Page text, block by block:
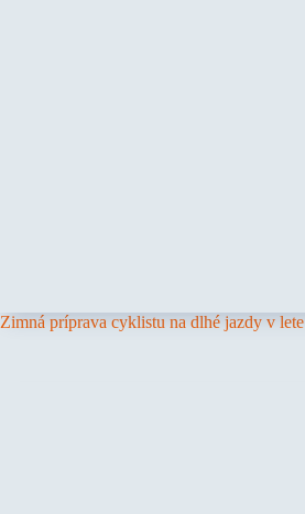
Zimná príprava cyklistu na dlhé jazdy v lete